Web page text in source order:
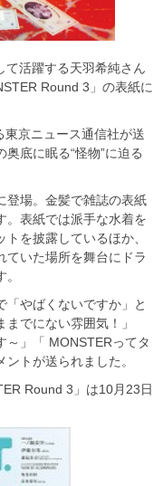
て活躍する天羽希純さん
Round 3」の表紙に
京ニュース通信社が送
底に眠る“怪物”に迫る
登場。金髪で雑誌の表紙
。表紙では派手な水着を
を披露しているほか、
ていた場所を舞台にドラ
「やばくないですか」と
でにない雰囲気！」
～」「 MONSTERってタ
トが送られました。
Round 3」は10月23日